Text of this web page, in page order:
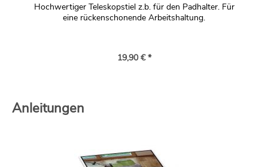
Hochwertiger Teleskopstiel z.b. für den Padhalter. Für
eine rückenschonende Arbeitshaltung.
19,90 € *
Anleitungen